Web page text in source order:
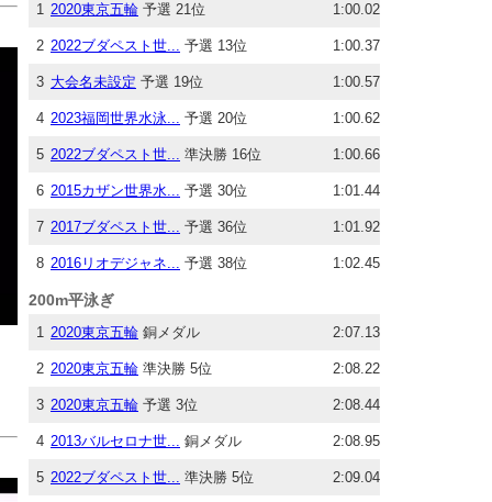
1 2020東京五輪 予選 21位 1:00.02
2 2022ブダペスト世... 予選 13位 1:00.37
3 大会名未設定 予選 19位 1:00.57
4 2023福岡世界水泳... 予選 20位 1:00.62
5 2022ブダペスト世... 準決勝 16位 1:00.66
6 2015カザン世界水... 予選 30位 1:01.44
7 2017ブダペスト世... 予選 36位 1:01.92
8 2016リオデジャネ... 予選 38位 1:02.45
200m平泳ぎ
1 2020東京五輪 銅メダル 2:07.13
2 2020東京五輪 準決勝 5位 2:08.22
3 2020東京五輪 予選 3位 2:08.44
4 2013バルセロナ世... 銅メダル 2:08.95
5 2022ブダペスト世... 準決勝 5位 2:09.04